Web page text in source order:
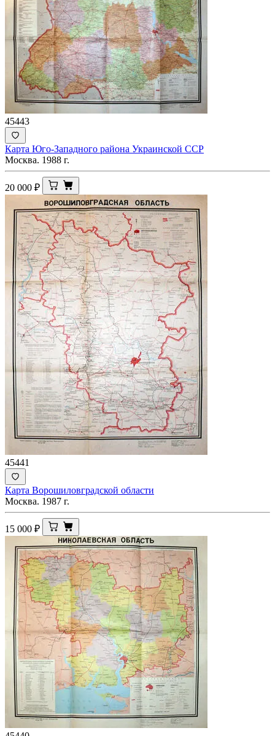
45443
Карта Юго-Западного района Украинской ССР
Москва. 1988 г.
20 000 ₽
45441
Карта Ворошиловградской области
Москва. 1987 г.
15 000 ₽